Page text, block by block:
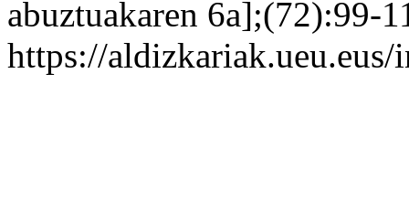
abuztuakaren 6a];(72):99-
https://